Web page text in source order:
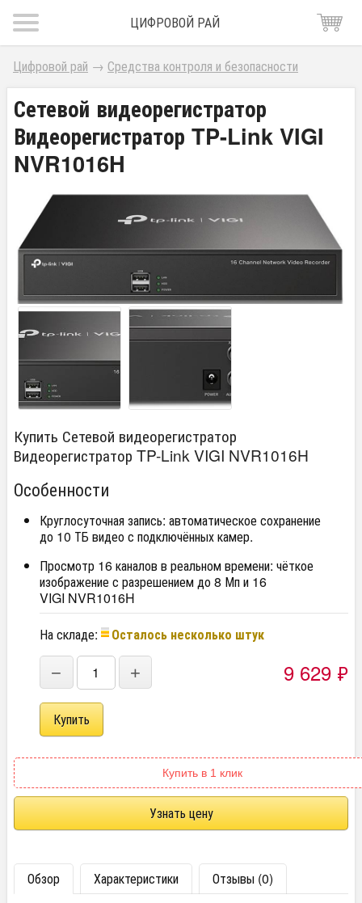
ЦИФРОВОЙ РАЙ
Цифровой рай → Средства контроля и безопасности
Сетевой видеорегистратор
Видеорегистратор TP-Link VIGI
NVR1016H
Купить Сетевой видеорегистратор
Видеорегистратор TP-Link VIGI NVR1016H
Особенности
Круглосуточная запись: автоматическое сохранение
до 10 ТБ видео с подключённых камер.
Просмотр 16 каналов в реальном времени: чёткое
изображение с разрешением до 8 Мп и 16
VIGI NVR1016H
На складе:
Осталось несколько штук
− + 9 629 ₽
Купить в 1 клик
Узнать цену
Обзор Характеристики Отзывы (0)